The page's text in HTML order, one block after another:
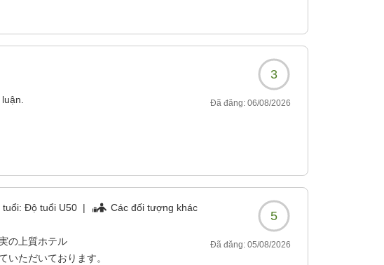
3
Đã đăng: 06/08/2026
tuổi:Độ tuổi U50 | Các đối tượng khác
5
の上質ホテル
いただいております。
Đã đăng: 05/08/2026